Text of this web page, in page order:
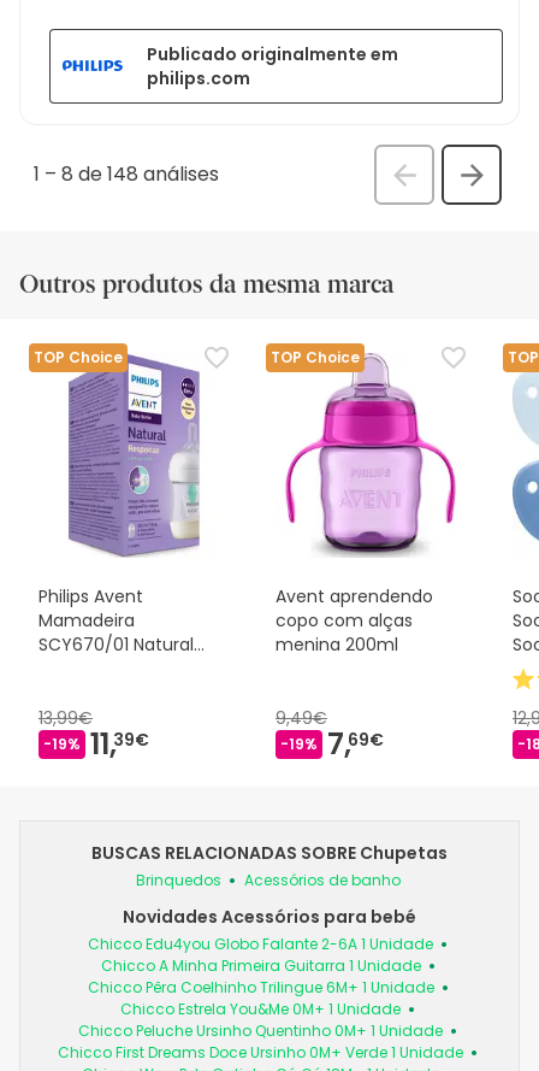
Publicado originalmente em
philips.com
1 – 8 de 148 análises
Anterior
Outros produtos da mesma marca
TOP Choice
Philips Avent
Mamadeira
SCY670/01 Natural
13,99€
-19% 11,39€
TOP Choice
Avent aprendendo
copo com alças
menina 200ml
9,49€
-19% 7,69€ -
BUSCAS RELACIONADAS SOBRE Chupetas
Brinquedos Acessórios de banho
Novidades Acessórios para bebé
Chicco Edu4you Globo Falante 2-6A 1 Unidade
Chicco A Minha Primeira Guitarra 1 Unidade
Chicco Pêra Coelhinho Trilingue 6M+ 1 Unidade
Chicco Estrela You&Me 0M+ 1 Unidade
Chicco Peluche Ursinho Quentinho 0M+ 1 Unidade
Chicco First Dreams Doce Ursinho 0M+ Verde 1 Unidade